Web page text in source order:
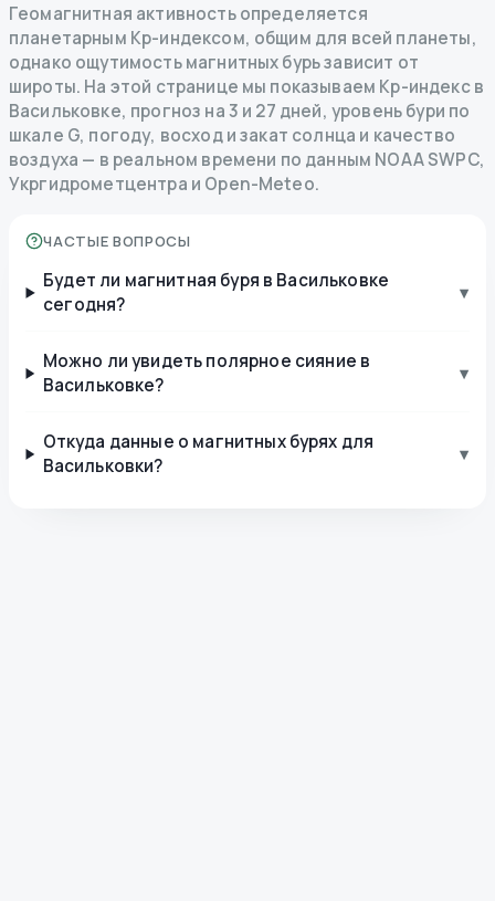
Геомагнитная активность определяется
планетарным Kp-индексом, общим для всей планеты,
однако ощутимость магнитных бурь зависит от
широты. На этой странице мы показываем Kp-индекс в
Васильковке, прогноз на 3 и 27 дней, уровень бури по
шкале G, погоду, восход и закат солнца и качество
воздуха — в реальном времени по данным NOAA SWPC,
Укргидрометцентра и Open-Meteo.
ЧАСТЫЕ ВОПРОСЫ
Будет ли магнитная буря в Васильковке
сегодня?
▾
Можно ли увидеть полярное сияние в
Васильковке?
▾
Откуда данные о магнитных бурях для
Васильковки?
▾